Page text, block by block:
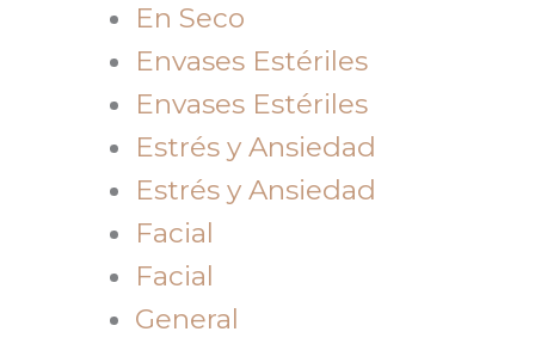
En Seco
Envases Estériles
Envases Estériles
Estrés y Ansiedad
Estrés y Ansiedad
Facial
Facial
General